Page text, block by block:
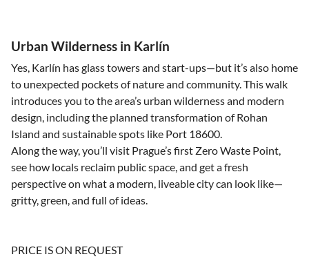
Urban Wilderness in Karlín
Yes, Karlín has glass towers and start-ups—but it’s also home
to unexpected pockets of nature and community. This walk
introduces you to the area’s urban wilderness and modern
design, including the planned transformation of Rohan
Island and sustainable spots like Port 18600.
Along the way, you’ll visit Prague’s first Zero Waste Point,
see how locals reclaim public space, and get a fresh
perspective on what a modern, liveable city can look like—
gritty, green, and full of ideas.
PRICE IS ON REQUEST